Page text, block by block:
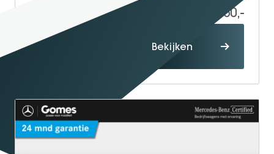
38.950,-
Bekijken